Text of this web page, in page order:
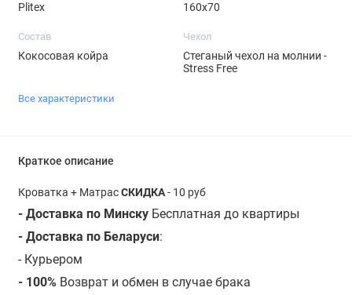
Plitex 160х70
Состав
Кокосовая койра
Чехол
Стеганый чехол на молнии -
Stress Free
Все характеристики
Краткое описание
Кроватка + МатрасСКИДКА- 10 руб
- Доставка по МинскуБесплатная до квартиры
- Доставка по Беларуси:
- Курьером
- 100% Возврат и обмен в случае брака